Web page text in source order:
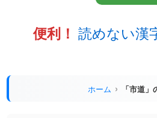
便利！ 読めない漢
ホーム 「市道